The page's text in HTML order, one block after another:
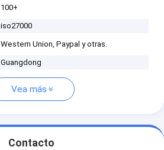
100+
iso27000
Western Union, Paypal y otras.
Guangdong
Vea más
Contacto